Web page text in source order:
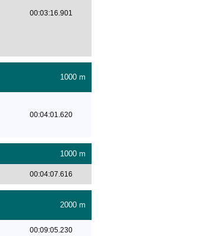
00:03:16.901
1000 m
00:04:01.620
1000 m
00:04:07.616
2000 m
00:09:05.230